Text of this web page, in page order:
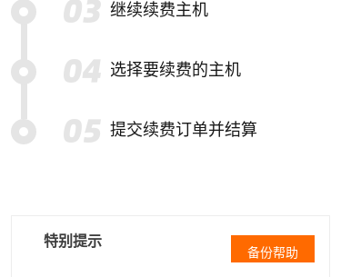
继续续费主机
选择要续费的主机
提交续费订单并结算
特别提示
备份帮助